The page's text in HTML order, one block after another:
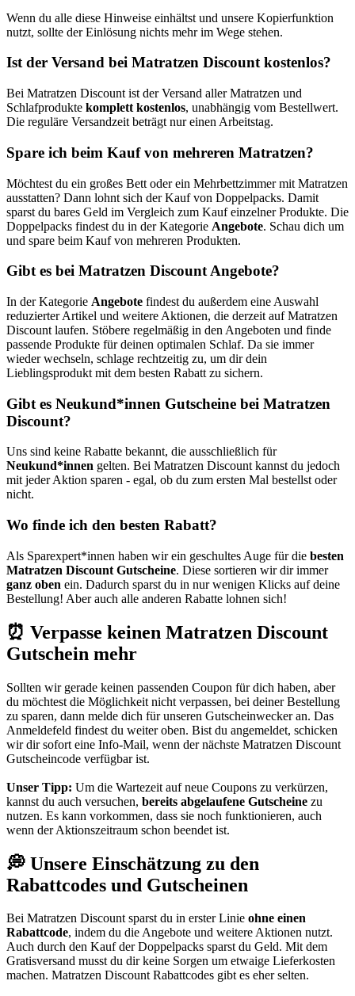
Wenn du alle diese Hinweise einhältst und unsere Kopierfunktion
nutzt, sollte der Einlösung nichts mehr im Wege stehen.
Ist der Versand bei Matratzen Discount kostenlos?
Bei Matratzen Discount ist der Versand aller Matratzen und
Schlafprodukte komplett kostenlos, unabhängig vom Bestellwert.
Die reguläre Versandzeit beträgt nur einen Arbeitstag.
Spare ich beim Kauf von mehreren Matratzen?
Möchtest du ein großes Bett oder ein Mehrbettzimmer mit Matratzen
ausstatten? Dann lohnt sich der Kauf von Doppelpacks. Damit
sparst du bares Geld im Vergleich zum Kauf einzelner Produkte. Die
Doppelpacks findest du in der Kategorie Angebote. Schau dich um
und spare beim Kauf von mehreren Produkten.
Gibt es bei Matratzen Discount Angebote?
In der Kategorie Angebote findest du außerdem eine Auswahl
reduzierter Artikel und weitere Aktionen, die derzeit auf Matratzen
Discount laufen. Stöbere regelmäßig in den Angeboten und finde
passende Produkte für deinen optimalen Schlaf. Da sie immer
wieder wechseln, schlage rechtzeitig zu, um dir dein
Lieblingsprodukt mit dem besten Rabatt zu sichern.
Gibt es Neukund*innen Gutscheine bei Matratzen
Discount?
Uns sind keine Rabatte bekannt, die ausschließlich für
Neukund*innen gelten. Bei Matratzen Discount kannst du jedoch
mit jeder Aktion sparen - egal, ob du zum ersten Mal bestellst oder
nicht.
Wo finde ich den besten Rabatt?
Als Sparexpert*innen haben wir ein geschultes Auge für die besten
Matratzen Discount Gutscheine. Diese sortieren wir dir immer
ganz oben ein. Dadurch sparst du in nur wenigen Klicks auf deine
Bestellung! Aber auch alle anderen Rabatte lohnen sich!
⏰ Verpasse keinen Matratzen Discount
Gutschein mehr
Sollten wir gerade keinen passenden Coupon für dich haben, aber
du möchtest die Möglichkeit nicht verpassen, bei deiner Bestellung
zu sparen, dann melde dich für unseren Gutscheinweckeran. Das
Anmeldefeld findest du weiter oben. Bist du angemeldet, schicken
wir dir sofort eine Info-Mail, wenn der nächste Matratzen Discount
Gutscheincode verfügbar ist.
Unser Tipp: Um die Wartezeit auf neue Coupons zu verkürzen,
kannst du auch versuchen, bereits abgelaufene Gutscheine zu
nutzen. Es kann vorkommen, dass sie noch funktionieren, auch
wenn der Aktionszeitraum schon beendet ist.
💭 Unsere Einschätzung zu den
Rabattcodes und Gutscheinen
Bei Matratzen Discount sparst du in erster Linie ohne einen
Rabattcode, indem du die Angebote und weitere Aktionen nutzt.
Auch durch den Kauf der Doppelpacks sparst du Geld. Mit dem
Gratisversand musst du dir keine Sorgen um etwaige Lieferkosten
machen. Matratzen Discount Rabattcodes gibt es eher selten.